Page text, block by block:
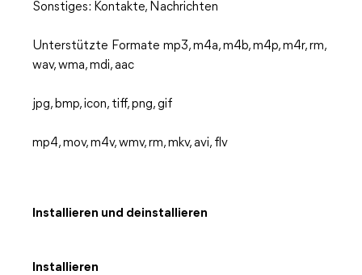
Sonstiges: Kontakte, Nachrichten
Unterstützte Formate mp3, m4a, m4b, m4p, m4r, rm,
wav, wma, mdi, aac
jpg, bmp, icon, tiff, png, gif
mp4, mov, m4v, wmv, rm, mkv, avi, flv
Installieren und deinstallieren
Installieren